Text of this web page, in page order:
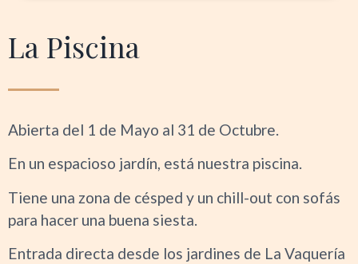
La Piscina
Abierta del 1 de Mayo al 31 de Octubre.
En un espacioso jardín, está nuestra piscina.
Tiene una zona de césped y un chill-out con sofás
para hacer una buena siesta.
Entrada directa desde los jardines de La Vaquería